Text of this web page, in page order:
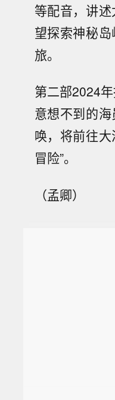
等配音，讲
望探索神秘
旅。
第二部2024
意想不到的
唤，将前往
冒险”。
（孟卿）